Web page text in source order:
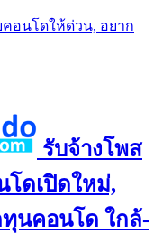
อนโดให้ด่วน, อยาก
รับจ้างโพส
โดเปิดใหม่,
นคอนโด ใกล้-